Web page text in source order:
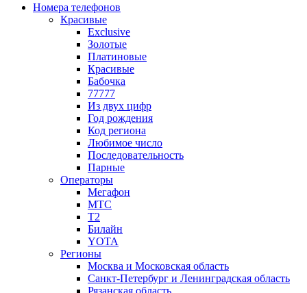
Номера телефонов
Красивые
Exclusive
Золотые
Платиновые
Красивые
Бабочка
77777
Из двух цифр
Год рождения
Код региона
Любимое число
Последовательность
Парные
Операторы
Мегафон
МТС
Т2
Билайн
YOTA
Регионы
Москва и Московская область
Санкт-Петербург и Ленинградская область
Рязанская область